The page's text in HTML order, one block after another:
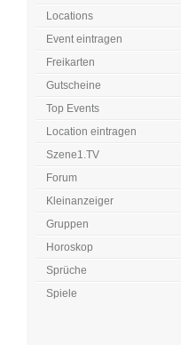
Locations
Event eintragen
Freikarten
Gutscheine
Top Events
Location eintragen
Szene1.TV
Forum
Kleinanzeiger
Gruppen
Horoskop
Sprüche
Spiele